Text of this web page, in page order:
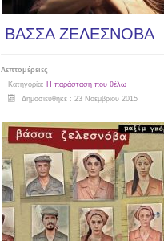
ΒΑΣΣΑ ΖΕΛΕΣΝΟΒΑ
Λεπτομέρειες
Κατηγορία: Η παράσταση που θέλω
Δημοσιεύθηκε : 23 Νοεμβρίου 2015